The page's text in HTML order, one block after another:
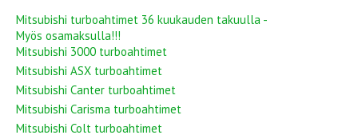
Mitsubishi turboahtimet 36 kuukauden takuulla -
Myös osamaksulla!!!
Mitsubishi 3000 turboahtimet
Mitsubishi ASX turboahtimet
Mitsubishi Canter turboahtimet
Mitsubishi Carisma turboahtimet
Mitsubishi Colt turboahtimet